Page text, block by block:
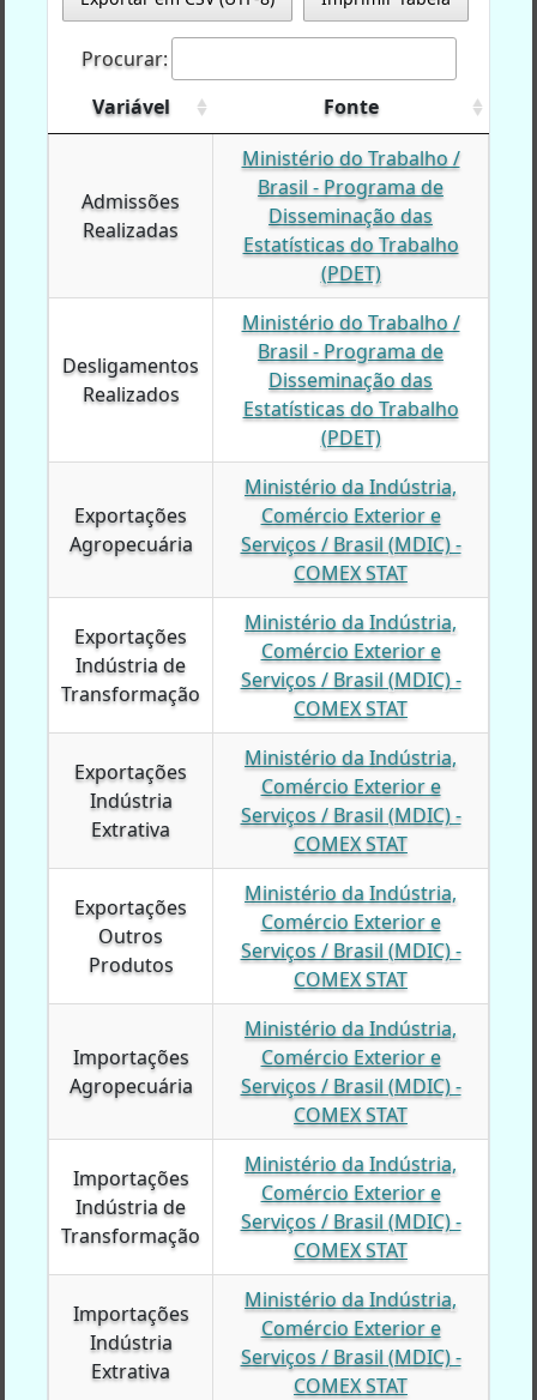
Procurar:
Variável
Fonte
Fonte
Admissões
Realizadas
Ministério do Trabalho /
Brasil - Programa de
Disseminação das
Estatísticas do Trabalho
(PDET)
Desligamentos
Realizados
Ministério do Trabalho /
Brasil - Programa de
Disseminação das
Estatísticas do Trabalho
(PDET)
Exportações
Agropecuária
Ministério da Indústria,
Comércio Exterior e
Serviços / Brasil (MDIC) -
COMEX STAT
Exportações
Indústria de
Transformação
Ministério da Indústria,
Comércio Exterior e
Serviços / Brasil (MDIC) -
COMEX STAT
Exportações
Indústria
Extrativa
Ministério da Indústria,
Comércio Exterior e
Serviços / Brasil (MDIC) -
COMEX STAT
Exportações
Outros
Produtos
Ministério da Indústria,
Comércio Exterior e
Serviços / Brasil (MDIC) -
COMEX STAT
Importações
Agropecuária
Ministério da Indústria,
Comércio Exterior e
Serviços / Brasil (MDIC) -
COMEX STAT
Importações
Indústria de
Transformação
Ministério da Indústria,
Comércio Exterior e
Serviços / Brasil (MDIC) -
COMEX STAT
Importações
Indústria
Extrativa
Ministério da Indústria,
Comércio Exterior e
Serviços / Brasil (MDIC) -
COMEX STAT
Variável
Admissões
Realizadas
Desligamentos
Realizados
Exportações
Agropecuária
Exportações
Indústria de
Transformação
Exportações
Indústria
Extrativa
Exportações
Outros
Produtos
Importações
Agropecuária
Importações
Indústria de
Transformação
Importações
Indústria
Extrativa